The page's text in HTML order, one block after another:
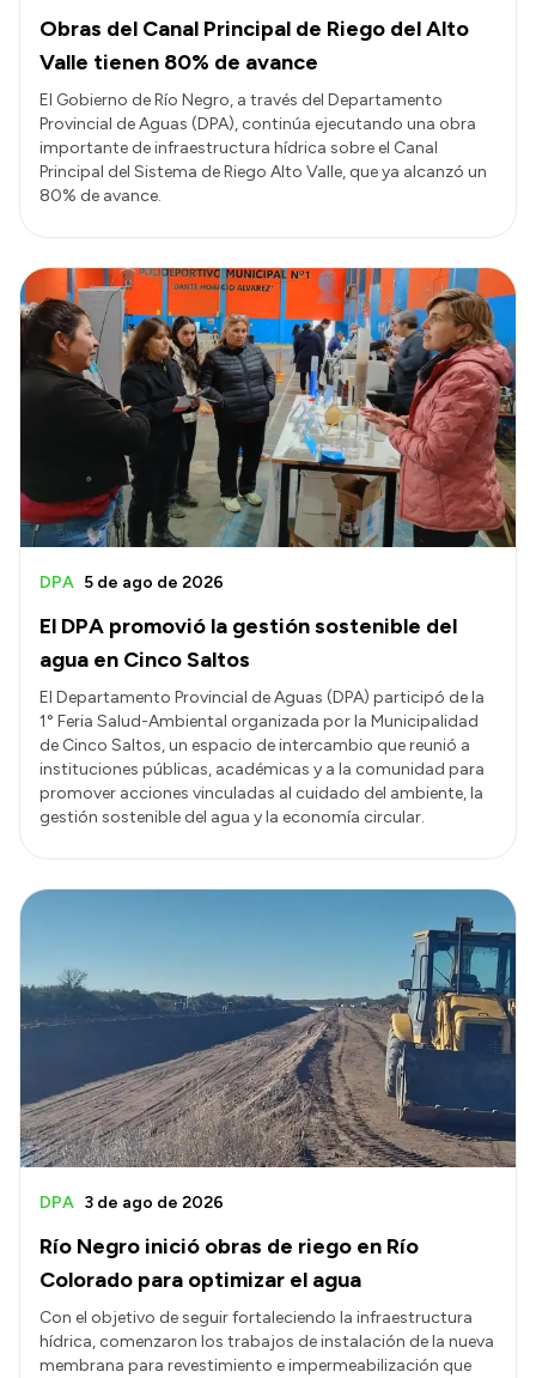
Obras del Canal Principal de Riego del Alto
Valle tienen 80% de avance
El Gobierno de Río Negro, a través del Departamento
Provincial de Aguas (DPA), continúa ejecutando una obra
importante de infraestructura hídrica sobre el Canal
Principal del Sistema de Riego Alto Valle, que ya alcanzó un
80% de avance.
El DPA promovió la gestión sostenible del
agua en Cinco Saltos
DPA 5 de ago de 2026
El Departamento Provincial de Aguas (DPA) participó de la
1° Feria Salud-Ambiental organizada por la Municipalidad
de Cinco Saltos, un espacio de intercambio que reunió a
instituciones públicas, académicas y a la comunidad para
promover acciones vinculadas al cuidado del ambiente, la
gestión sostenible del agua y la economía circular.
Río Negro inició obras de riego en Río
Colorado para optimizar el agua
DPA 3 de ago de 2026
Con el objetivo de seguir fortaleciendo la infraestructura
hídrica, comenzaron los trabajos de instalación de la nueva
membrana para revestimiento e impermeabilización que